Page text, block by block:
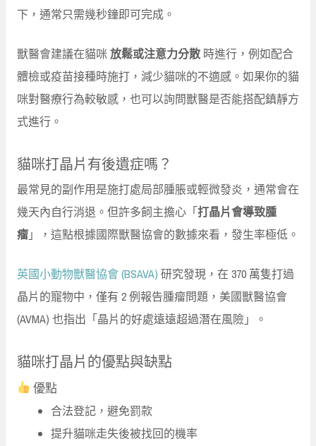
下，通常只需幾秒鐘即可完成。
獸醫會建議在貓咪放鬆或注意力分散 時進行，例如配合
體檢或疫苗接種時施打，減少貓咪的不適感。如果你的貓
咪對醫療行為較敏感，也可以詢問獸醫是否能搭配鎮靜方
式進行。
貓咪打晶片有後遺症嗎？
最常見的副作用是施打處局部腫脹或輕微發炎，通常會在
幾天內自行消退。但許多飼主擔心「打晶片會導致腫
瘤」，這點根據國際獸醫協會的數據來看，發生率極低。
英國小動物獸醫協會 (BSAVA) 研究發現，在 370 萬隻打過
晶片的寵物中，僅有 2 例報告腫瘤問題，美國獸醫協會
(AVMA) 也指出「晶片的好處遠遠超過潛在風險」。
貓咪打晶片的優點與缺點
優點
合法登記，避免罰款
提升貓咪走失後被找回的機率